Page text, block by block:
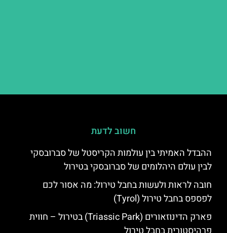
חשוב לדעת
ההבדל האמיתי בין עולמות הקריסטל של סברובסקי
לבין עולם היהלומים של סברובסקי בטירול
חובה לראות ולעשות בחבל טירול: מה אסור לכם
לפספס בחבל טירול (Tyrol)
פארק הדינוזאורים (Triassic Park) בטירול – חווית